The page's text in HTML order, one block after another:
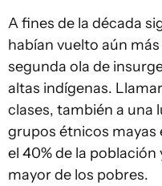
A fines de la década
habían vuelto aún
segunda ola de
altas indígenas.
clases, también a una
grupos étnicos
el 40% de la
mayor de los pobres.